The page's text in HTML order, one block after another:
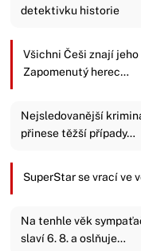
detektivku historie
Všichni Češi znají
Zapomenutý herec…
Nejsledovanější
přinese těžší případy…
SuperStar se vrací ve
Na tenhle věk
slaví 6. 8. a oslňuje…